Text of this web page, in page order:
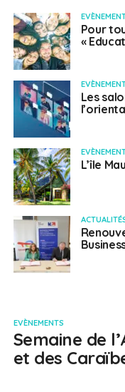
Pour
«
Les
L’île
EVÈNEMENTS
Semaine de
et des